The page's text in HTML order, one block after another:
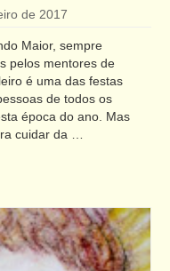
de 2017
Maior, sempre
pelos mentores de
é uma das festas
de todos os
época do ano. Mas
cuidar da …